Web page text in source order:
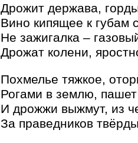
Дрожит держава,
Вино кипящее к губам
Не зажигалка –
Дрожат колени,
Похмелье тяжкое,
Рогами в землю,
И дрожжи выжмут, из
За праведников